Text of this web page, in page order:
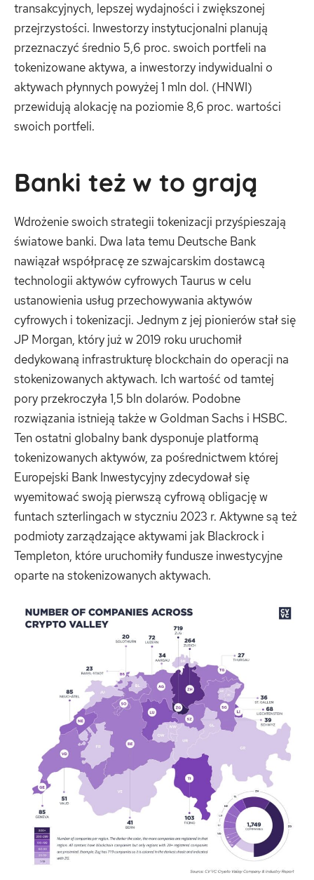
transakcyjnych, lepszej wydajności i zwiększonej
przejrzystości. Inwestorzy instytucjonalni planują
przeznaczyć średnio 5,6 proc. swoich portfeli na
tokenizowane aktywa, a inwestorzy indywidualni o
aktywach płynnych powyżej 1 mln dol. (HNWI)
przewidują alokację na poziomie 8,6 proc. wartości
swoich portfeli.
Banki też w to grają
Wdrożenie swoich strategii tokenizacji przyśpieszają
światowe banki. Dwa lata temu Deutsche Bank
nawiązał współpracę ze szwajcarskim dostawcą
technologii aktywów cyfrowych Taurus w celu
ustanowienia usług przechowywania aktywów
cyfrowych i tokenizacji. Jednym z jej pionierów stał się
JP Morgan, który już w 2019 roku uruchomił
dedykowaną infrastrukturę blockchain do operacji na
stokenizowanych aktywach. Ich wartość od tamtej
pory przekroczyła 1,5 bln dolarów. Podobne
rozwiązania istnieją także w Goldman Sachs i HSBC.
Ten ostatni globalny bank dysponuje platformą
tokenizowanych aktywów, za pośrednictwem której
Europejski Bank Inwestycyjny zdecydował się
wyemitować swoją pierwszą cyfrową obligację w
funtach szterlingach w styczniu 2023 r. Aktywne są też
podmioty zarządzające aktywami jak Blackrock i
Templeton, które uruchomiły fundusze inwestycyjne
oparte na stokenizowanych aktywach.